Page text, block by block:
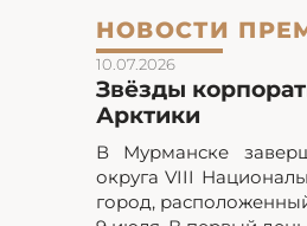
НОВОСТИ
Звёзды
Арктики
10.07.2026
В Мурманске
округа VIII
город,